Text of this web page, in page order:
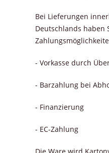
Bei Lieferungen
Deutschlands haben
- Vorkasse durch
- Barzahlung bei
- Finanzierung
- EC-Zahlung